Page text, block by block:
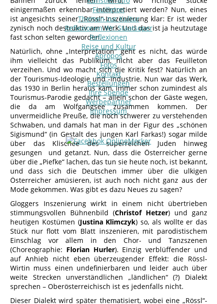
Feuilleton
Themen zur Kultur
Reflexionen Wr. Staatsoper
Reflexionen
Reise und Kultur
Apropos
Fotos
Kontakt
Bestellungen
Ihre Spende
Werbepartner
Impressum
einigermaßen erkennbar interpretiert werden? Nun, eines
ist angesichts seiner „Rössl“-Inszenierung klar: Er ist weder
zynisch noch destruktiv am Werk. Und das ist ja heutzutage
fast schon selten geworden.
Natürlich, ohne „Interpretation“ geht es nicht, das würde
ihm vielleicht das Publikum, nicht aber das Feuilleton
verzeihen. Und wo macht sich die Kritik fest? Natürlich an
der Tourismus-Ideologie und -Industrie. Nun war das Werk,
das 1930 in Berlin heraus kam, immer schon zumindest als
Tourismus-Parodie gedacht – allein schon der Gäste wegen,
die da am Wolfgangsee zusammen kommen. Der
unvermeidliche Preuße, die noch schwerer zu verstehenden
Schwaben, und damals hat man in der Figur des „schönen
Sigismund“ (in Gestalt des jungen Karl Farkas!) sogar milde
über das Klischee des superreichen Juden hinweg
gesungen und getanzt. Nun, dass die Österreicher gerne
über die „Piefke“ lachen, das tun sie heute noch, ist bekannt,
und dass sich die Deutschen immer über die ulkigen
Österreicher amüsieren, ist auch noch nicht ganz aus der
Mode gekommen. Was gibt es dazu Neues zu sagen?
Gloggers Inszenierung wirkt in einem nicht übertrieben
stimmungsvollen Bühnenbild (Christof Hetzer) und ganz
heutigen Kostümen (Justina Klimczyk) so, als wollte er das
Stück nur flott vom Blatt inszenieren, mit parodistischem
Einschlag vor allem in den Chor- und Tanzszenen
(Choreographie: Florian Hurler). Einzig verblüffender und
auf Anhieb nicht eben überzeugender Effekt: die Rössl-
Wirtin muss einen undefinierbaren und leider auch über
weite Strecken unverständlichen „ländlichen“ (?) Dialekt
sprechen – Oberösterreichisch ist es jedenfalls nicht.
Dieser Dialekt wird später thematisiert, wobei eine „Rössl“-